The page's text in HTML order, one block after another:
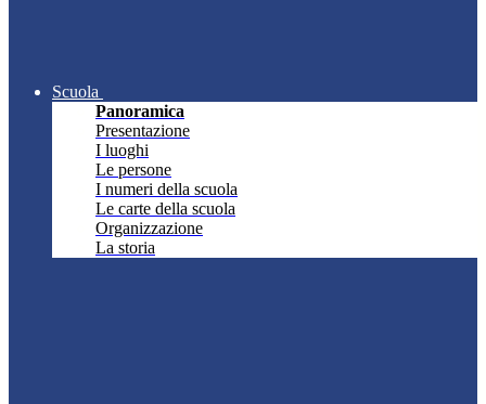
Scuola
Panoramica
Presentazione
I luoghi
Le persone
I numeri della scuola
Le carte della scuola
Organizzazione
La storia